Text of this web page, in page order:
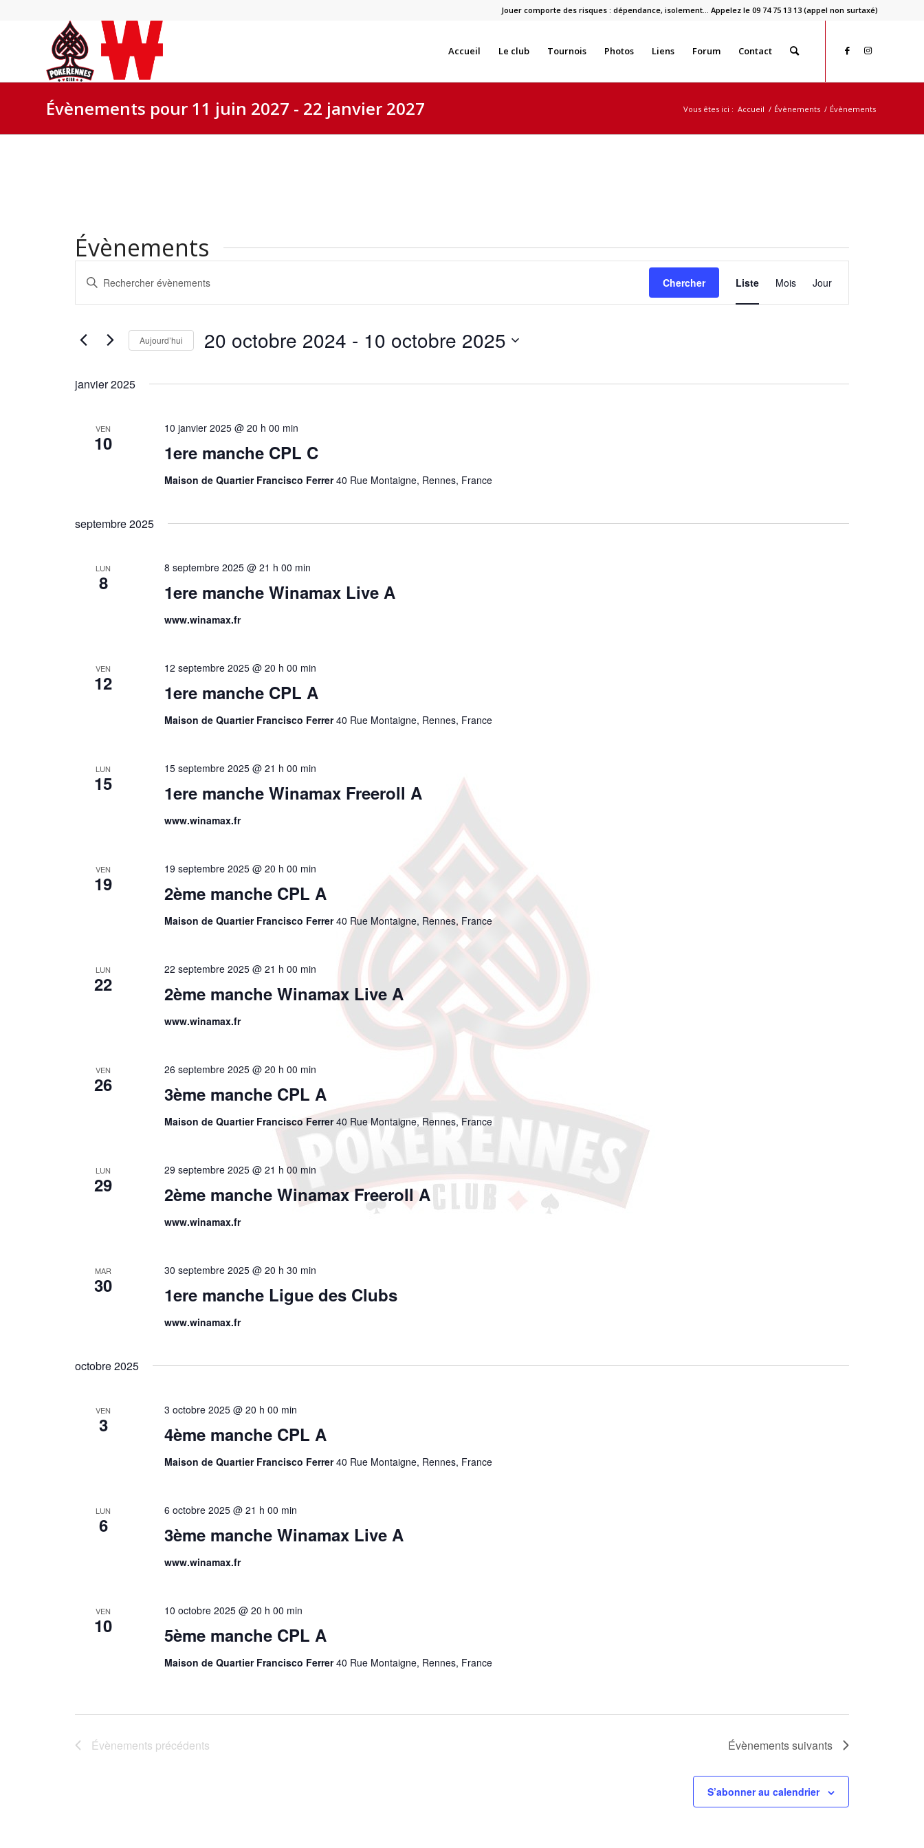
Jouer comporte des risques : dépendance, isolement… Appelez le 09 74 75 13 13 (appel non surtaxé)
Accueil Le club Tournois Photos Liens Forum Contact
Évènements pour 11 juin 2027 - 22 janvier 2027 Vous êtes ici : Accueil / Évènements / Évènements
Évènements
et
Évènements
Saisir
clé.
Évènements
par
Chercher
de
Liste Mois Jour
Aujourd’hui 20 octobre 2024 - 10 octobre 2025
janvier 2025
VEN
10 1ere manche CPL C
10 janvier 2025 @ 20 h 00 min
Maison de Quartier Francisco Ferrer40 Rue Montaigne, Rennes, France
septembre 2025
LUN
8 1ere manche Winamax Live A
8 septembre 2025 @ 21 h 00 min
www.winamax.fr
VEN
12 1ere manche CPL A
12 septembre 2025 @ 20 h 00 min
Maison de Quartier Francisco Ferrer40 Rue Montaigne, Rennes, France
LUN
15 1ere manche Winamax Freeroll A
15 septembre 2025 @ 21 h 00 min
www.winamax.fr
VEN
19 2ème manche CPL A
19 septembre 2025 @ 20 h 00 min
Maison de Quartier Francisco Ferrer40 Rue Montaigne, Rennes, France
LUN
22 2ème manche Winamax Live A
22 septembre 2025 @ 21 h 00 min
www.winamax.fr
VEN
26 3ème manche CPL A
26 septembre 2025 @ 20 h 00 min
Maison de Quartier Francisco Ferrer40 Rue Montaigne, Rennes, France
LUN
29 2ème manche Winamax Freeroll A
29 septembre 2025 @ 21 h 00 min
www.winamax.fr
MAR
30 1ere manche Ligue des Clubs
30 septembre 2025 @ 20 h 30 min
www.winamax.fr
octobre 2025
VEN
3 4ème manche CPL A
3 octobre 2025 @ 20 h 00 min
Maison de Quartier Francisco Ferrer40 Rue Montaigne, Rennes, France
LUN
6 3ème manche Winamax Live A
6 octobre 2025 @ 21 h 00 min
www.winamax.fr
VEN
10 5ème manche CPL A
10 octobre 2025 @ 20 h 00 min
Maison de Quartier Francisco Ferrer40 Rue Montaigne, Rennes, France
Évènements précédents Évènementssuivants
S’abonner au calendrier